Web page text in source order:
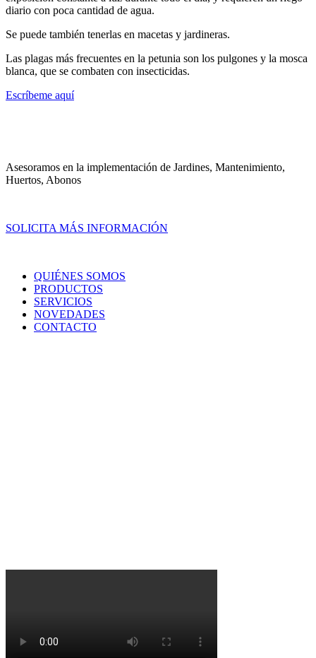
diario con poca cantidad de agua.
Se puede también tenerlas en macetas y jardineras.
Las plagas más frecuentes en la petunia son los pulgones y la mosca
blanca, que se combaten con insecticidas.
Escríbeme aquí
Asesoramos en la implementación de Jardines, Mantenimiento,
Huertos, Abonos
SOLICITA MÁS INFORMACIÓN
QUIÉNES SOMOS
PRODUCTOS
SERVICIOS
NOVEDADES
CONTACTO